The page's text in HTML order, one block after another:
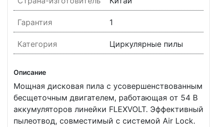
Гарантия 1
Категория Циркулярные пилы
Описание
Мощная дисковая пила с усовершенствованным
бесщеточным двигателем, работающая от 54 В
аккумуляторов линейки FLEXVOLT. Эффективный
пылеотвод, совместимый с системой Air Lock.